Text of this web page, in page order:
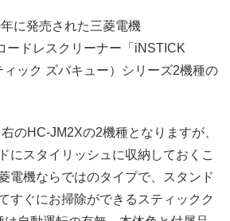
に発売された三菱電機
ードレスクリーナー「iNSTICK
ック ズバキュー）シリーズ2機種の
のHC-JM2Xの2機種となりますが、
にスタイリッシュに収納しておくこ
電機ならではのタイプで、スタンド
すぐにお掃除ができるスティックク